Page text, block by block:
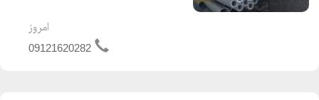
امروز
09121620282